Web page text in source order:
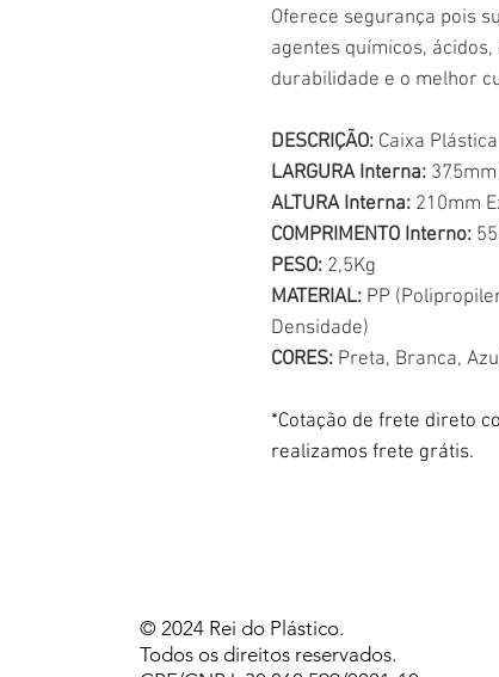
Oferece segurança pois
agentes químicos,
durabilidade e o melhor
DESCRIÇÃO: Caixa
LARGURA Interna:
ALTURA Interna: 210mm
COMPRIMENTO Interno:
PESO: 2,5Kg
MATERIAL: PP
Densidade)
CORES: Preta, Branca,
*Cotação de frete direto
realizamos frete grátis.
© 2024 Rei do Plástico.
Todos os direitos reservados.